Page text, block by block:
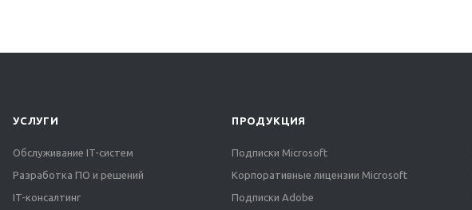
УСЛУГИ
Обслуживание IT-систем
Разработка ПО и решений
IT-консалтинг
ПРОДУКЦИЯ
Подписки Microsoft
Корпоративные лицензии Microsoft
Подписки Adobe